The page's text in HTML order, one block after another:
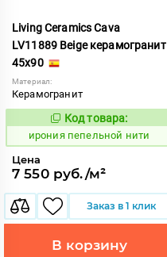
Living Ceramics Cava
LV11889 Beige керамогранит
45x90
Материал:
Керамогранит
1102560
Код товара:
ирония пепельной нити
Цена
7 550 руб./м²
Заказ в 1 клик
В корзину